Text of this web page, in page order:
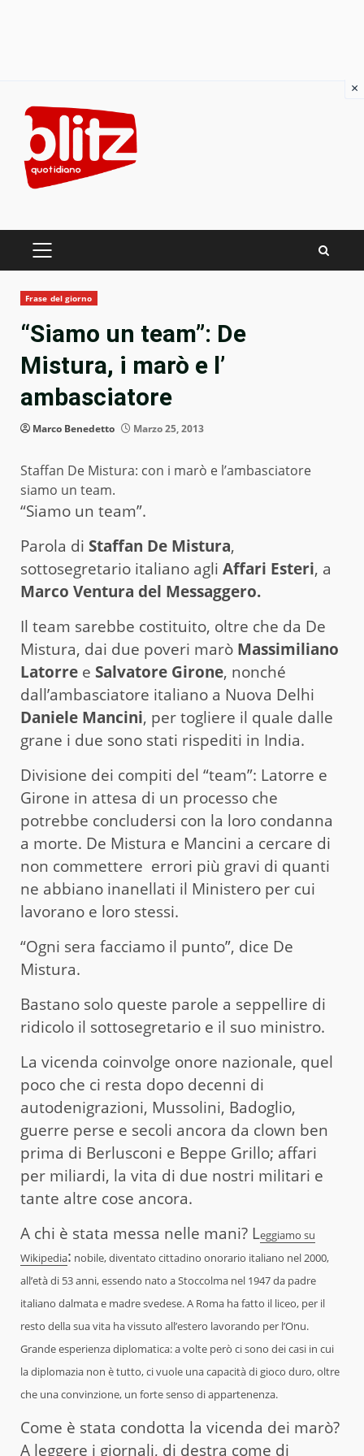
content
PRIMARY
Frase del giorno
“Siamo un team”: De
Mistura, i marò e l’
ambasciatore
Marco Benedetto Marzo 25, 2013
Staffan De Mistura: con i marò e l’ambasciatore
siamo un team.
“Siamo un team”.
Parola di Staffan De Mistura,
sottosegretario italiano agli Affari Esteri, a
Marco Ventura del Messaggero.
Il team sarebbe costituito, oltre che da De
Mistura, dai due poveri marò Massimiliano
Latorre e Salvatore Girone, nonché
dall’ambasciatore italiano a Nuova Delhi
Daniele Mancini, per togliere il quale dalle
grane i due sono stati rispediti in India.
Divisione dei compiti del “team”: Latorre e
Girone in attesa di un processo che
potrebbe concludersi con la loro condanna
a morte. De Mistura e Mancini a cercare di
non commettere errori più gravi di quanti
ne abbiano inanellati il Ministero per cui
lavorano e loro stessi.
“Ogni sera facciamo il punto”, dice De
Mistura.
Bastano solo queste parole a seppellire di
ridicolo il sottosegretario e il suo ministro.
La vicenda coinvolge onore nazionale, quel
poco che ci resta dopo decenni di
autodenigrazioni, Mussolini, Badoglio,
guerre perse e secoli ancora da clown ben
prima di Berlusconi e Beppe Grillo; affari
per miliardi, la vita di due nostri militari e
tante altre cose ancora.
A chi è stata messa nelle mani? Leggiamo su
Wikipedia: nobile, diventato cittadino onorario italiano nel 2000,
all’età di 53 anni, essendo nato a Stoccolma nel 1947 da padre
italiano dalmata e madre svedese. A Roma ha fatto il liceo, per il
resto della sua vita ha vissuto all’estero lavorando per l’Onu.
Grande esperienza diplomatica: a volte però ci sono dei casi in cui
la diplomazia non è tutto, ci vuole una capacità di gioco duro, oltre
che una convinzione, un forte senso di appartenenza.
Come è stata condotta la vicenda dei marò?
A leggere i giornali, di destra come di
×